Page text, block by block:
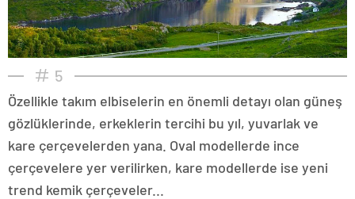
5
Özellikle takım elbiselerin en önemli detayı olan güneş
gözlüklerinde, erkeklerin tercihi bu yıl, yuvarlak ve
kare çerçevelerden yana. Oval modellerde ince
çerçevelere yer verilirken, kare modellerde ise yeni
trend kemik çerçeveler...